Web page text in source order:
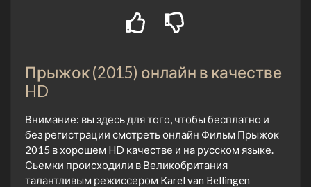
Прыжок (2015) онлайн в качестве
HD
Внимание: вы здесь для того, чтобы бесплатно и
без регистрации смотреть онлайн Фильм Прыжок
2015 в хорошем HD качестве и на русском языке.
Сьемки происходили в Великобритания
талантливым режиссером Karel van Bellingen